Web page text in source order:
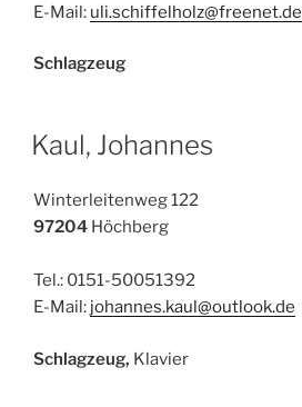
E-Mail: uli.schiffelholz@freenet.de
Schlagzeug
Kaul, Johannes
Winterleitenweg 122
97204 Höchberg
Tel.: 0151-50051392
E-Mail: johannes.kaul@outlook.de
Schlagzeug, Klavier